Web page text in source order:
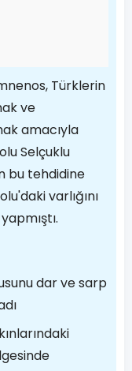
Türklerin
ve
amacıyla
Selçuklu
bu tehdidine
varlığını
dar ve sarp